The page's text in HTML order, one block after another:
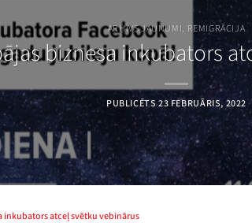
ARHĪVS JAUNUMI, REMIGRĀCIJA
biznesa inkubators
PUBLICĒTS23 FEBRUĀRIS, 2022
inkubators atceļ svētku vebinārus